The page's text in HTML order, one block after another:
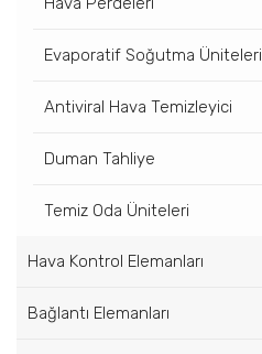
Evaporatif Soğutma Üniteleri
Antiviral Hava Temizleyici
Duman Tahliye
Temiz Oda Üniteleri
Hava Kontrol Elemanları
Bağlantı Elemanları